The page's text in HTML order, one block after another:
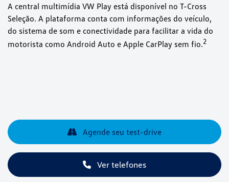
A central multimídia VW Play está disponível no T-Cross
Seleção. A plataforma conta com informações do veículo,
do sistema de som e conectividade para facilitar a vida do
motorista como Android Auto e Apple CarPlay sem fio.⁠2
Ver telefones
Agende seu test-drive